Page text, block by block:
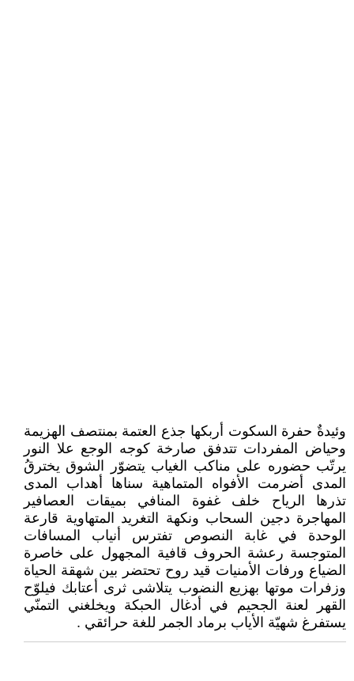
وئيدةٌ حفرة السكوت أربكها جذع العتمة بمنتصف الهزيمة
وحياض المفردات تتدفق صارخة كوجه الوجع علا النور
يرتّب حضوره على مناكب الغياب يتضوّر الشوق يخترقُ
المدى أضرمت الأفواه المتماهية سناها أهداب المدى
تذرها الرياح خلف غفوة المنافي بميقات العصافير
المهاجرة دجين السحاب ونكهة التغريد المتهاوية قارعة
الوحدة في غابة النصوص تفترس أنياب المسافات
المتوجسة رعشة الحروف قافية المجهول على خاصرة
الضياع ورفات الأمنيات قيد روح تحتضر بين شهقة الحياة
وزفرات موتها بهزيع النضوب يتلاشى ثرى أعتابك فيلوّح
القهر لعنة الجحيم في أدغال الحبكة ويخلغني التمنّي
يستفرغ شهيّة الأياب برماد الجمر للغة حرائقي .